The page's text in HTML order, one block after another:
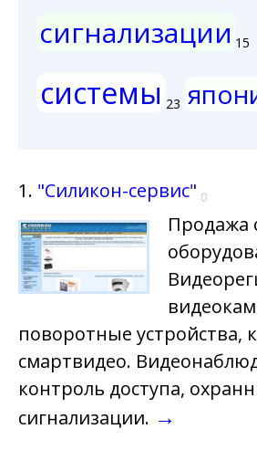
сигнализации 15
системы 23
1. "Силикон-сервис" 0
Продажа
поворотные устройства,
смартвидео.
контроль доступа,
сигнализации. →